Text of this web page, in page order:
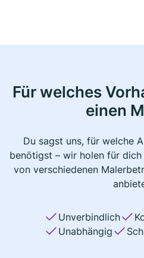
Für welches
einen
Du sagst uns, für welche
benötigst – wir holen für
von verschiedenen
Unverbindlich
Unabhängig